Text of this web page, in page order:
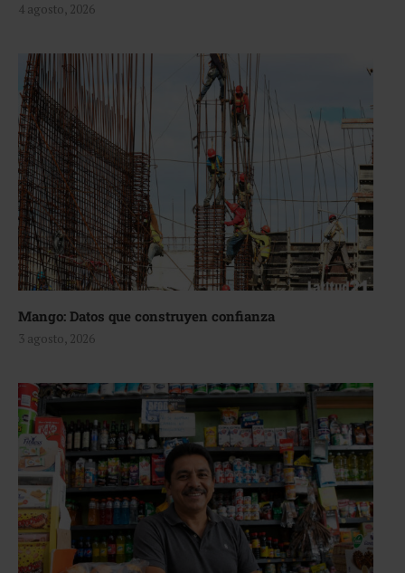
4 agosto, 2026
Mango: Datos que construyen confianza
3 agosto, 2026